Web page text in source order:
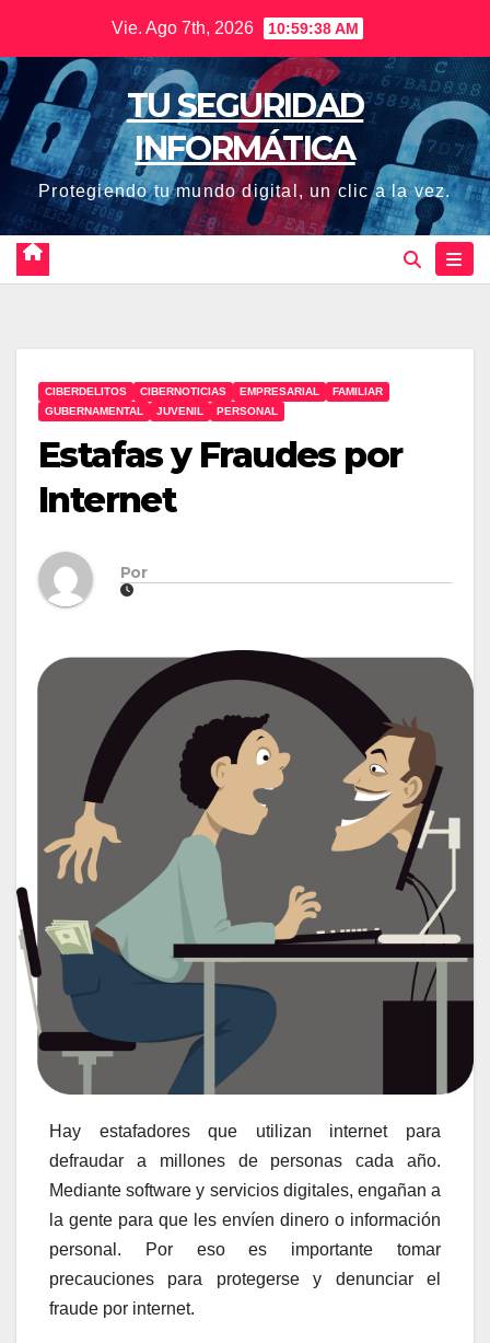
contenido
Vie. Ago 7th, 2026 10:59:39 AM
TU SEGURIDAD
INFORMÁTICA
Protegiendo tu mundo digital, un clic a la vez.
CIBERDELITOS CIBERNOTICIAS EMPRESARIAL
FAMILIAR
GUBERNAMENTAL
JUVENIL PERSONAL
Estafas y Fraudes por
Internet
Por
Hay estafadores que utilizan internet para
defraudar a millones de personas cada año.
Mediante software y servicios digitales, engañan a
la gente para que les envíen dinero o información
personal. Por eso es importante tomar
precauciones para protegerse y denunciar el
fraude por internet.